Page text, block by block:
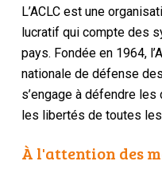
L’ACLC est une
lucratif qui compte des
pays. Fondée en 1964,
nationale de défense
s’engage à défendre
les libertés de toutes
À l'attention des